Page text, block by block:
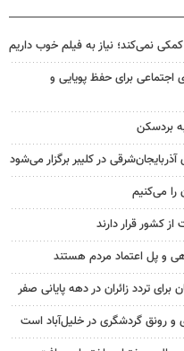
نمی‌کند؛ نیاز به فیلم خوب داریم
برای حفظ پویایی و
در کلیبر برگزار می‌شود
را می‌کنیم
کشور قرار دارند
و پل اعتماد مردم هستند
تردد زائران در دهه پایانی صفر
و رونق گردشگری در خلیل‌آباد است